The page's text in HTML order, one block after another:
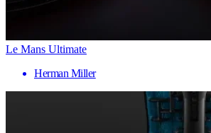
Le Mans Ultimate
Herman Miller